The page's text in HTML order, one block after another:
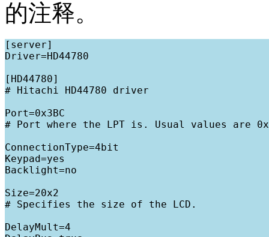
的注释。
[server]
Driver=HD44780
[HD44780]
# Hitachi HD44780 driver
Port=0x3BC
# Port where the LPT is. Usual values are
ConnectionType=4bit
Keypad=yes
Backlight=no
Size=20x2
# Specifies the size of the LCD.
DelayMult=4